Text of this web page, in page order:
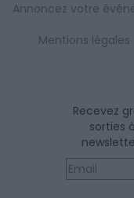
Annoncez votre
Mentions légales
Recevez
sorties